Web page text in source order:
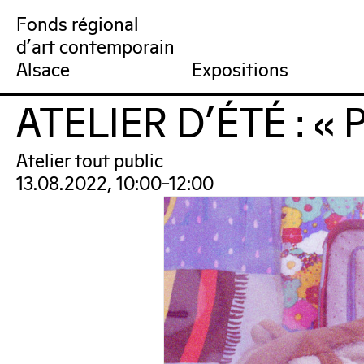
Fonds régional
d'art contemporain
Alsace
FRAC Alsace
Expositions
Collection Collection en ligne Artistes Dernières
Venir au FRAC Prochains rendez-vous Jardin du FRAC
Qu’est-ce qu’un FRAC ? Équipe du FRAC Réseau et
ATELIER D’ÉTÉ : «
Atelier tout public
13.08.2022, 10:00–12:00